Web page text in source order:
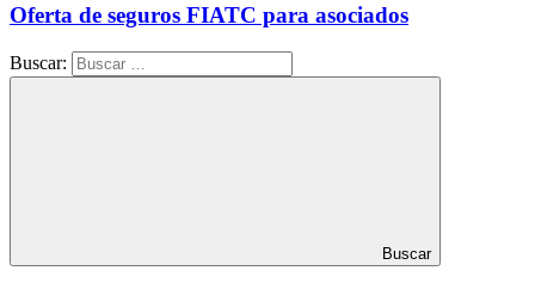
Oferta de seguros FIATC para asociados
Buscar:
Buscar